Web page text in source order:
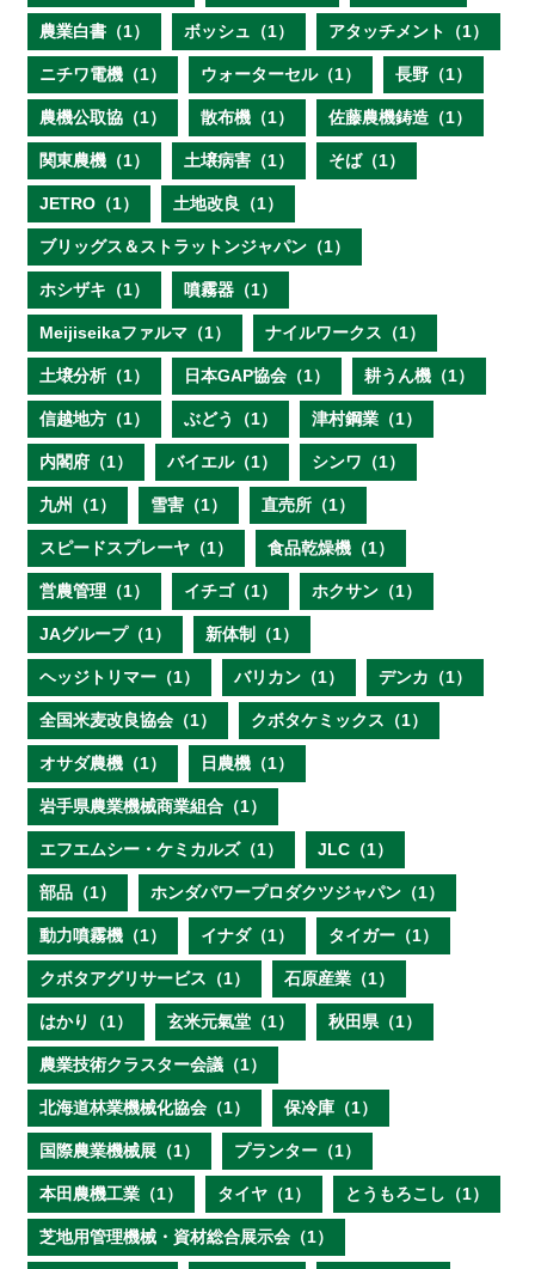
農業白書（1） ボッシュ（1） アタッチメント（1）
ニチワ電機（1） ウォーターセル（1） 長野（1）
農機公取協（1） 散布機（1） 佐藤農機鋳造（1）
関東農機（1） 土壌病害（1） そば（1）
JETRO（1） 土地改良（1）
ブリッグス＆ストラットンジャパン（1）
ホシザキ（1） 噴霧器（1）
Meijiseikaファルマ（1） ナイルワークス（1）
土壌分析（1） 日本GAP協会（1） 耕うん機（1）
信越地方（1） ぶどう（1） 津村鋼業（1）
内閣府（1） バイエル（1） シンワ（1）
九州（1） 雪害（1） 直売所（1）
スピードスプレーヤ（1） 食品乾燥機（1）
営農管理（1） イチゴ（1） ホクサン（1）
JAグループ（1） 新体制（1）
ヘッジトリマー（1） バリカン（1） デンカ（1）
全国米麦改良協会（1） クボタケミックス（1）
オサダ農機（1） 日農機（1）
岩手県農業機械商業組合（1）
エフエムシー・ケミカルズ（1） JLC（1）
部品（1） ホンダパワープロダクツジャパン（1）
動力噴霧機（1） イナダ（1） タイガー（1）
クボタアグリサービス（1） 石原産業（1）
はかり（1） 玄米元氣堂（1） 秋田県（1）
農業技術クラスター会議（1）
北海道林業機械化協会（1） 保冷庫（1）
国際農業機械展（1） プランター（1）
本田農機工業（1） タイヤ（1） とうもろこし（1）
芝地用管理機械・資材総合展示会（1）